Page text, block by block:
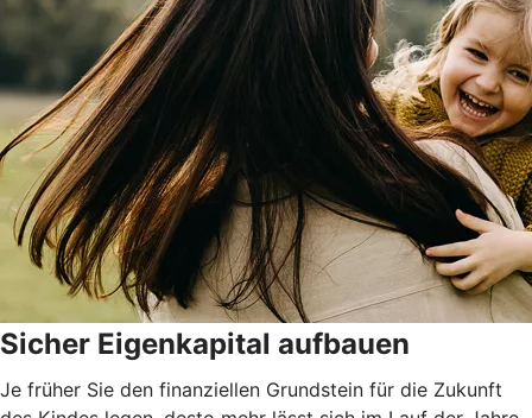
Sicher Eigenkapital aufbauen
Je früher Sie den finanziellen Grundstein für die Zukunft